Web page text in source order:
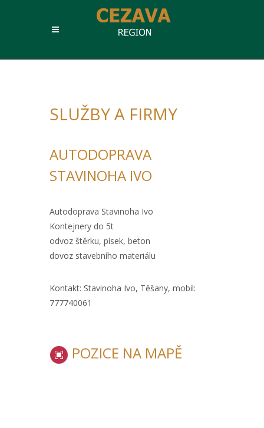
SLUŽBY A FIRMY
AUTODOPRAVA
STAVINOHA IVO
Autodoprava Stavinoha Ivo
Kontejnery do 5t
odvoz štěrku, písek, beton
dovoz stavebního materiálu
Kontakt: Stavinoha Ivo, Těšany, mobil:
777740061
POZICE NA MAPĚ